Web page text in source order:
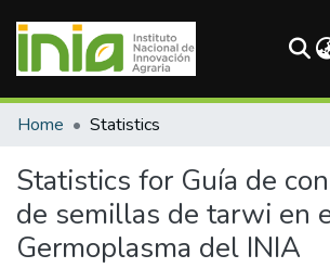
Communities & Collections
Home Statistics
Statistics for Guía de
de semillas de tarwi en
Germoplasma del INIA